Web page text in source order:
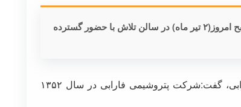
مجمع عمومی عادی سالیانه شرکت پتروشیمی فارابی صبح امروز(۲ تیر ماه) در سالن تلاش با حضور گسترده
در این مجمع مسعود کفایتمند، مدیرعامل پتروشیمی فارابی، گفت:شرکت پتروشیمی فارابی در سال ۱۳۵۲